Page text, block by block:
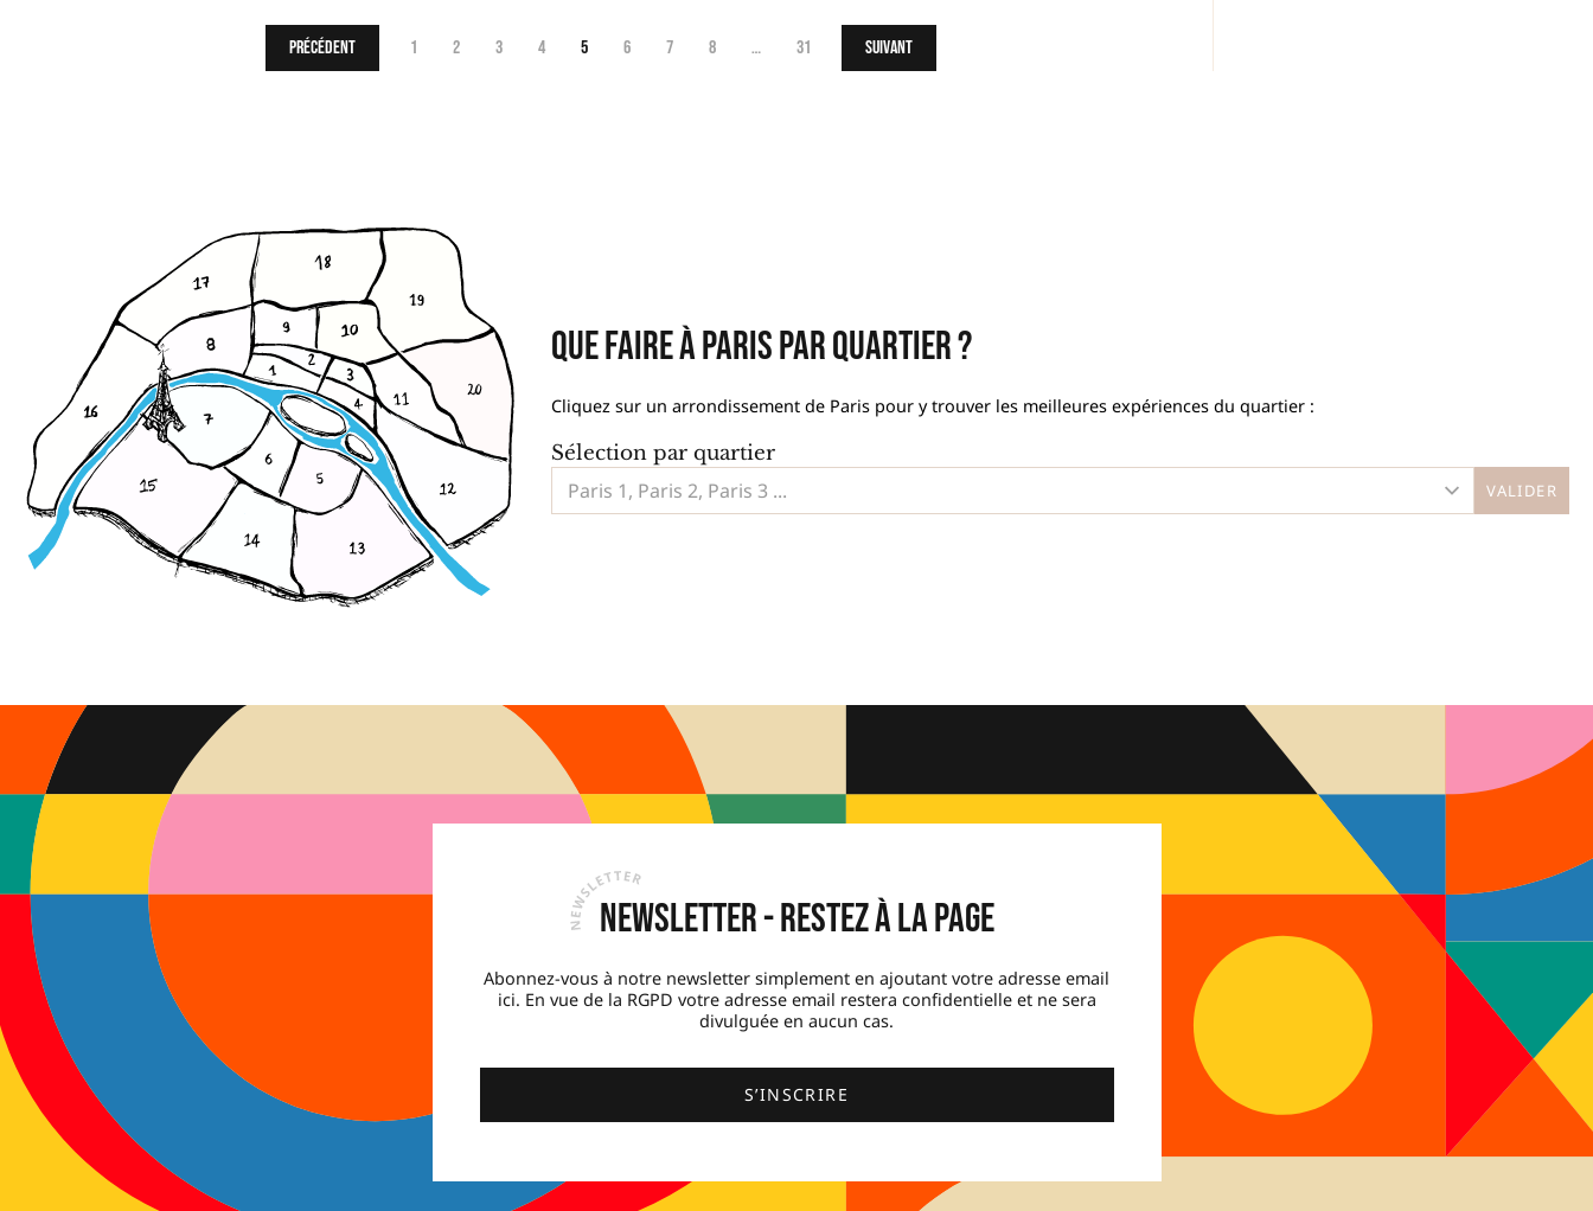
Précédent 1 2 3 4 5 6 7 8 … 31 Suivant
Que faire à Paris par quartier ?
Cliquez sur un arrondissement de Paris pour y trouver les meilleures expériences du quartier :
Sélection par quartier
Paris 1, Paris 2, Paris 3 ... VALIDER
Newsletter - Restez à la page
Abonnez-vous à notre newsletter simplement en ajoutant votre adresse email
ici. En vue de la RGPD votre adresse email restera confidentielle et ne sera
divulguée en aucun cas.
S’INSCRIRE